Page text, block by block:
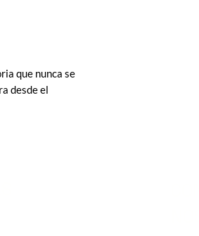
que nunca se
desde el